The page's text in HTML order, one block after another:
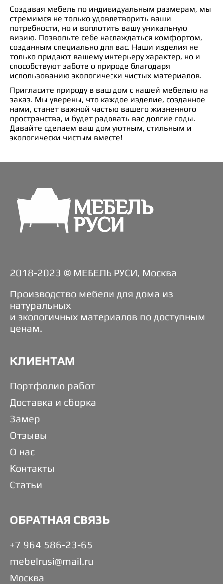
Создавая мебель по индивидуальным размерам, мы
стремимся не только удовлетворить ваши
потребности, но и воплотить вашу уникальную
визию. Позвольте себе наслаждаться комфортом,
созданным специально для вас. Наши изделия не
только придают вашему интерьеру характер, но и
способствуют заботе о природе благодаря
использованию экологически чистых материалов.
Пригласите природу в ваш дом с нашей мебелью на
заказ. Мы уверены, что каждое изделие, созданное
нами, станет важной частью вашего жизненного
пространства, и будет радовать вас долгие годы.
Давайте сделаем ваш дом уютным, стильным и
экологически чистым вместе!
2018-2023 © МЕБЕЛЬ РУСИ, Москва
Производство мебели для дома из
натуральных
и экологичных материалов по доступным
ценам.
КЛИЕНТАМ
Портфолио работ
Доставка и сборка
Замер
Отзывы
О нас
Контакты
Статьи
ОБРАТНАЯ СВЯЗЬ
+7 964 586-23-65
mebelrusi@mail.ru
Москва